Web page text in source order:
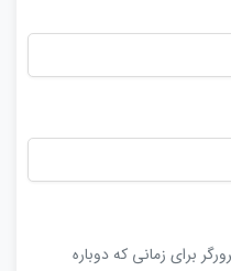
برای زمانی که دوباره